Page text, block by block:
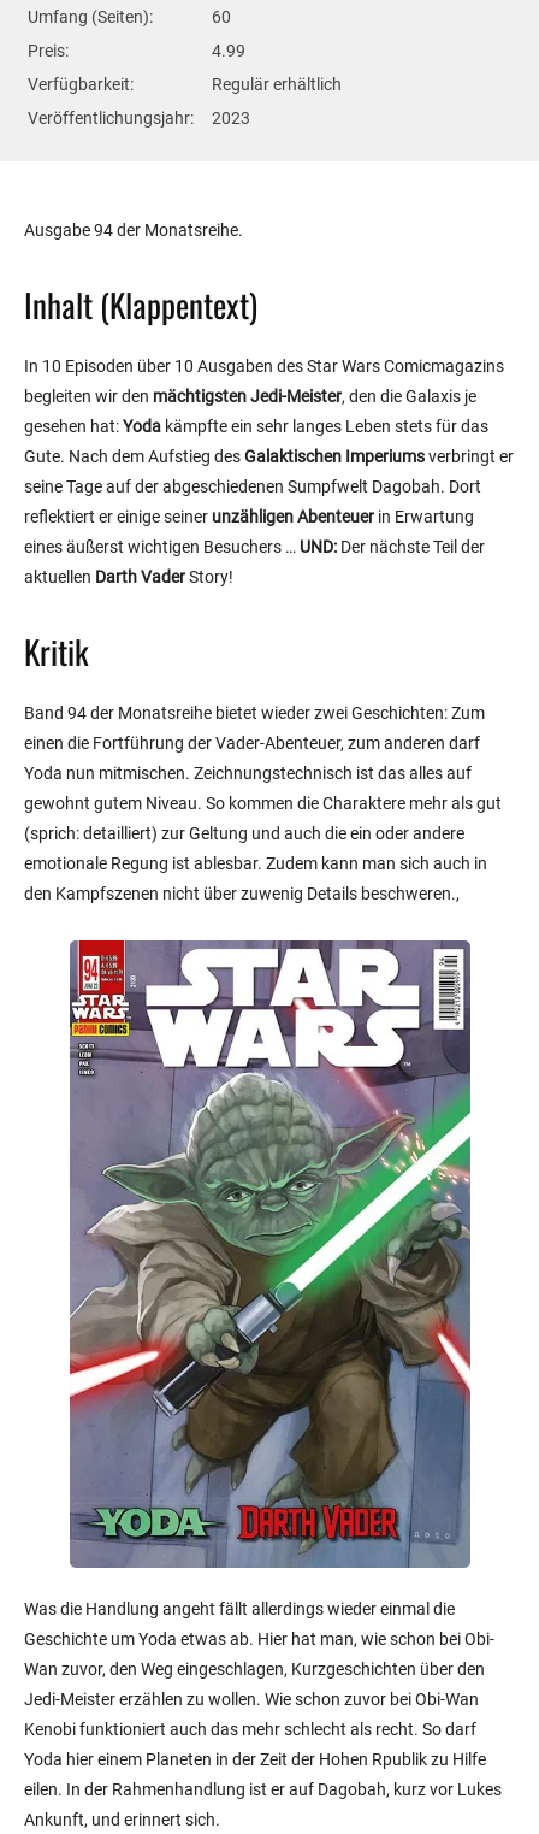
Umfang (Seiten):
60
Preis:
4.99
Verfügbarkeit:
Regulär erhältlich
Veröffentlichungsjahr:
2023
Ausgabe 94 der Monatsreihe.
Inhalt (Klappentext)
In 10 Episoden über 10 Ausgaben des Star Wars Comicmagazins
begleiten wir den mächtigsten Jedi-Meister, den die Galaxis je
gesehen hat:Yoda kämpfte ein sehr langes Leben stets für das
Gute. Nach dem Aufstieg desGalaktischen Imperiumsverbringt er
seine Tage auf der abgeschiedenen Sumpfwelt Dagobah. Dort
reflektiert er einige seiner unzähligen Abenteuer in Erwartung
eines äußerst wichtigen Besuchers … UND: Der nächste Teil der
aktuellen Darth VaderStory!
Kritik
Band 94 der Monatsreihe bietet wieder zwei Geschichten: Zum
einen die Fortführung der Vader-Abenteuer, zum anderen darf
Yoda nun mitmischen. Zeichnungstechnisch ist das alles auf
gewohnt gutem Niveau. So kommen die Charaktere mehr als gut
(sprich: detailliert) zur Geltung und auch die ein oder andere
emotionale Regung ist ablesbar. Zudem kann man sich auch in
den Kampfszenen nicht über zuwenig Details beschweren.,
Was die Handlung angeht fällt allerdings wieder einmal die
Geschichte um Yoda etwas ab. Hier hat man, wie schon bei Obi-
Wan zuvor, den Weg eingeschlagen, Kurzgeschichten über den
Jedi-Meister erzählen zu wollen. Wie schon zuvor bei Obi-Wan
Kenobi funktioniert auch das mehr schlecht als recht. So darf
Yoda hier einem Planeten in der Zeit der Hohen Rpublik zu Hilfe
eilen. In der Rahmenhandlung ist er auf Dagobah, kurz vor Lukes
Ankunft, und erinnert sich.